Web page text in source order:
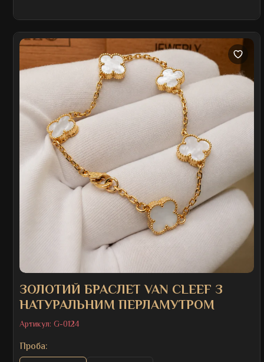
ЗОЛОТИЙ БРАСЛЕТ VAN CLEEF З
НАТУРАЛЬНИМ ПЕРЛАМУТРОМ
Артикул: G-0124
Проба: